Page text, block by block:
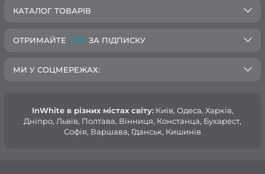
КАТАЛОГ ТОВАРІВ
ОТРИМАЙТЕ -10% ЗА ПІДПИСКУ
МИ У СОЦМЕРЕЖАХ:
InWhite в різних містах світу:Київ, Одеса, Харків,
Дніпро, Львів, Полтава, Вінниця, Констанца, Бухарест,
Софія, Варшава, Гданськ, Кишинів